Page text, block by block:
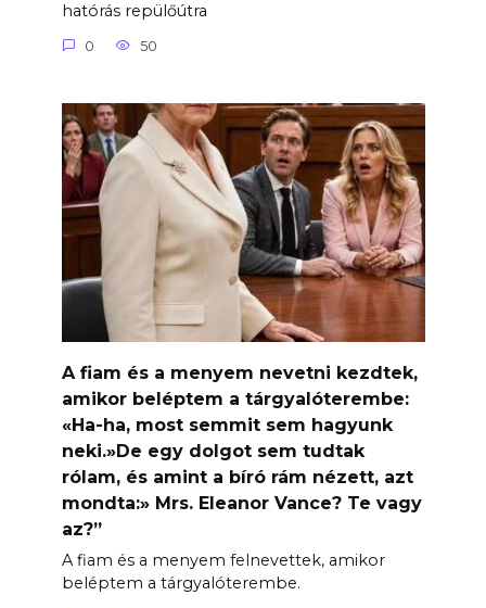
hatórás repülőútra
0 50
A fiam és a menyem nevetni kezdtek,
amikor beléptem a tárgyalóterembe:
«Ha-ha, most semmit sem hagyunk
neki.»De egy dolgot sem tudtak
rólam, és amint a bíró rám nézett, azt
mondta:» Mrs. Eleanor Vance? Te vagy
az?”
A fiam és a menyem felnevettek, amikor
beléptem a tárgyalóterembe.